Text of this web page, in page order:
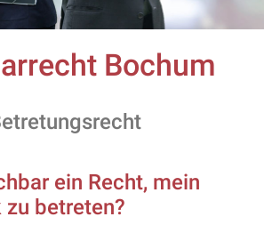
Bochum
ein Recht, mein
zu betreten?